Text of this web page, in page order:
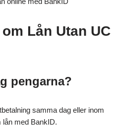
Lån Utan UC
pengarna?
samma dag eller inom
lån med BankID.